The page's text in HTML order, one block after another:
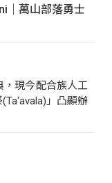
｜萬山部落勇士
，現今配合族人工
」凸顯辦